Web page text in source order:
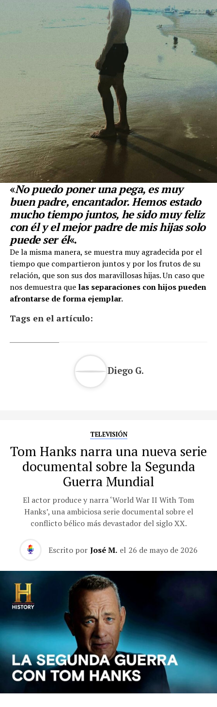
«No puedo poner una pega, es muy
buen padre, encantador. Hemos estado
mucho tiempo juntos, he sido muy feliz
con él y el mejor padre de mis hijas solo
puede ser él«.
De la misma manera, se muestra muy agradecida por el
tiempo que compartieron juntos y por los frutos de su
relación, que son sus dos maravillosas hijas. Un caso que
nos demuestra que las separaciones con hijos pueden
afrontarse de forma ejemplar.
Tags en el artículo:
Diego G.
TELEVISIÓN
Tom Hanks narra una nueva serie
documental sobre la Segunda
Guerra Mundial
El actor produce y narra ‘World War II With Tom
Hanks’, una ambiciosa serie documental sobre el
conflicto bélico más devastador del siglo XX.
Escrito por José M. el 26 de mayo de 2026